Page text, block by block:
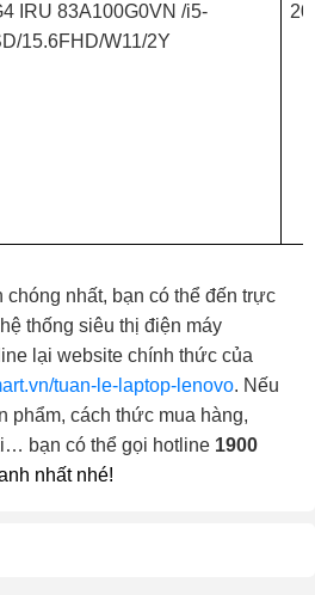
IRU 83A100G0VN /i5-
15.6FHD/W11/2Y
nhất, bạn có thể đến trực
thống siêu thị điện máy
lại website chính thức của
tuan-le-laptop-lenovo. Nếu
phẩm, cách thức mua hàng,
bạn có thể gọi hotline 1900
nhất nhé!